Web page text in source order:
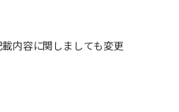
内容に関しましても変更